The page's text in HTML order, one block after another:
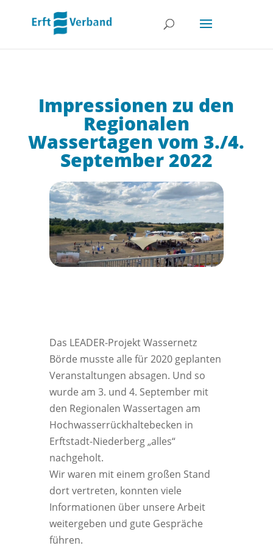
Impressionen zu den
Regionalen
Wassertagen vom 3./4.
September 2022
Das LEADER-Projekt Wassernetz
Börde musste alle für 2020 geplanten
Veranstaltungen absagen. Und so
wurde am 3. und 4. September mit
den Regionalen Wassertagen am
Hochwasserrückhaltebecken in
Erftstadt-Niederberg „alles“
nachgeholt.
Wir waren mit einem großen Stand
dort vertreten, konnten viele
Informationen über unsere Arbeit
weitergeben und gute Gespräche
führen.